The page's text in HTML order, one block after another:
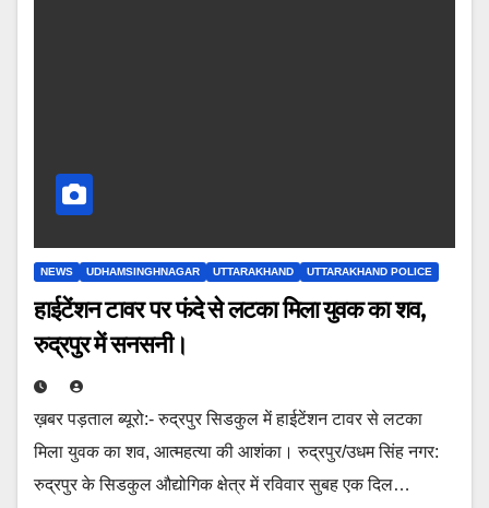
NEWS UDHAMSINGHNAGAR UTTARAKHAND UTTARAKHAND POLICE
हाईटेंशन टावर पर फंदे से लटका मिला युवक का शव,
रुद्रपुर में सनसनी।
ख़बर पड़ताल ब्यूरो:- रुद्रपुर सिडकुल में हाईटेंशन टावर से लटका
मिला युवक का शव, आत्महत्या की आशंका। रुद्रपुर/उधम सिंह नगर:
रुद्रपुर के सिडकुल औद्योगिक क्षेत्र में रविवार सुबह एक दिल…